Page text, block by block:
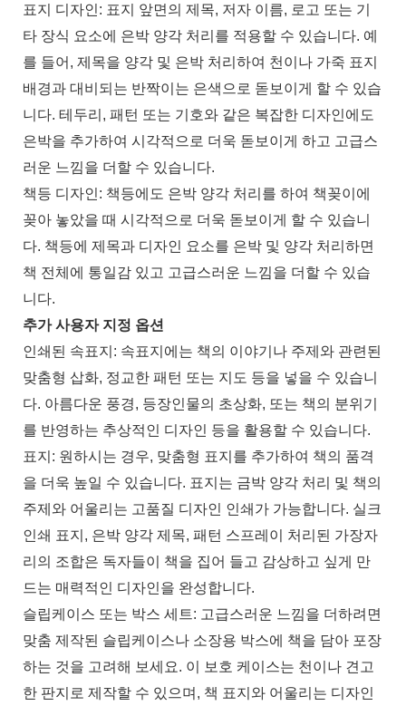
표지 디자인: 표지 앞면의 제목, 저자 이름, 로고 또는 기
타 장식 요소에 은박 양각 처리를 적용할 수 있습니다. 예
를 들어, 제목을 양각 및 은박 처리하여 천이나 가죽 표지
배경과 대비되는 반짝이는 은색으로 돋보이게 할 수 있습
니다. 테두리, 패턴 또는 기호와 같은 복잡한 디자인에도
은박을 추가하여 시각적으로 더욱 돋보이게 하고 고급스
러운 느낌을 더할 수 있습니다.
책등 디자인: 책등에도 은박 양각 처리를 하여 책꽂이에
꽂아 놓았을 때 시각적으로 더욱 돋보이게 할 수 있습니
다. 책등에 제목과 디자인 요소를 은박 및 양각 처리하면
책 전체에 통일감 있고 고급스러운 느낌을 더할 수 있습
니다.
추가 사용자 지정 옵션
인쇄된 속표지: 속표지에는 책의 이야기나 주제와 관련된
맞춤형 삽화, 정교한 패턴 또는 지도 등을 넣을 수 있습니
다. 아름다운 풍경, 등장인물의 초상화, 또는 책의 분위기
를 반영하는 추상적인 디자인 등을 활용할 수 있습니다.
표지: 원하시는 경우, 맞춤형 표지를 추가하여 책의 품격
을 더욱 높일 수 있습니다. 표지는 금박 양각 처리 및 책의
주제와 어울리는 고품질 디자인 인쇄가 가능합니다. 실크
인쇄 표지, 은박 양각 제목, 패턴 스프레이 처리된 가장자
리의 조합은 독자들이 책을 집어 들고 감상하고 싶게 만
드는 매력적인 디자인을 완성합니다.
슬립케이스 또는 박스 세트: 고급스러운 느낌을 더하려면
맞춤 제작된 슬립케이스나 소장용 박스에 책을 담아 포장
하는 것을 고려해 보세요. 이 보호 케이스는 천이나 견고
한 판지로 제작할 수 있으며, 책 표지와 어울리는 디자인